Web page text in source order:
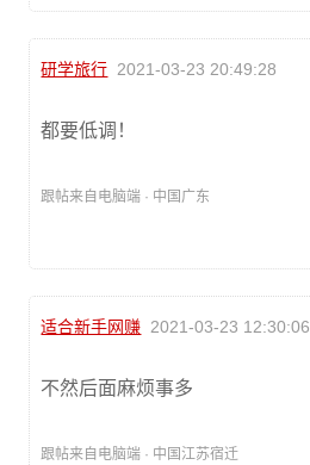
研学旅行 2021-03-23 20:49:28
都要低调！
跟帖来自电脑端 · 中国广东
适合新手网赚 2021-03-23 12:30:06
不然后面麻烦事多
跟帖来自电脑端 · 中国江苏宿迁